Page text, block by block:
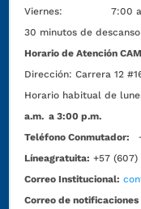
Viernes: 7:00 a.m. a
30 minutos de
Horario de Atención
Dirección:Carrera 12
Horario habitual de
a.m. a 3:00 p.m.
Teléfono Conmutador:
Líneagratuita: +57 (607)
Correo Institucional:
Correo de notificaciones